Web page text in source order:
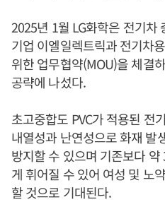
2025년 1월 LG화학은 전기차
기업 이엘일렉트릭과 전기차
위한 업무협약(MOU)을 체결
공략에 나섰다.
초고중합도 PVC가 적용된 전
내열성과 난연성으로 화재 발
방지할 수 있으며 기존보다
게 휘어질 수 있어 여성 및 노
할 것으로 기대된다.